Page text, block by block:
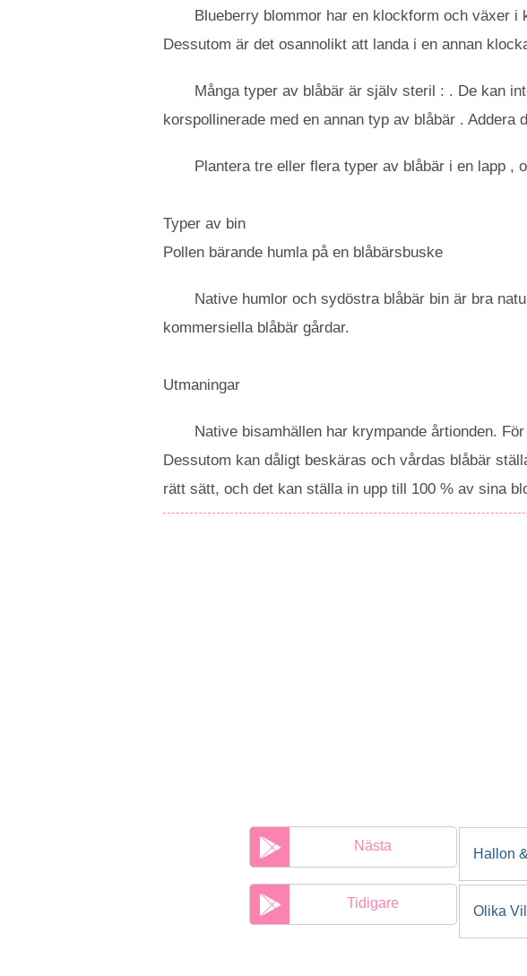
Blueberry blommor har en klockform och växer
Dessutom är det osannolikt att landa i en annan
Många typer av blåbär är själv steril : . De kan
korspollinerade med en annan typ av blåbär . Addera
Plantera tre eller flera typer av blåbär i en lapp ,
Typer av bin
Pollen bärande humla på en blåbärsbuske
Native humlor och sydöstra blåbär bin är bra
kommersiella blåbär gårdar.
Utmaningar
Native bisamhällen har krympande årtionden.
Dessutom kan dåligt beskäras och vårdas blåbär
rätt sätt, och det kan ställa in upp till 100 % av sina
Nästa
Hallon
Tidigare
Olika